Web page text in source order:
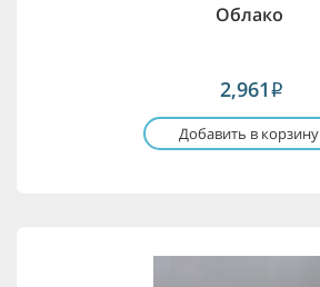
Облако
2,961 i
Добавить в корзину